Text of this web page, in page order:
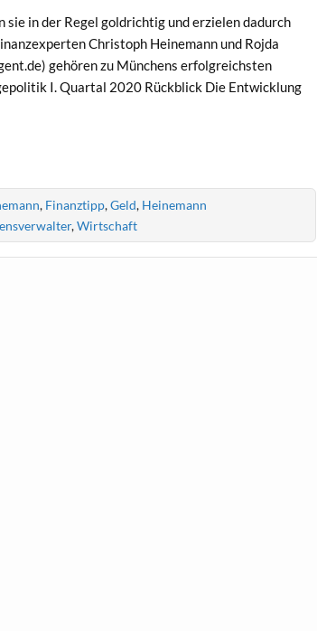
in der Regel goldrichtig und erzielen dadurch
Christoph Heinemann und Rojda
gehören zu Münchens erfolgreichsten
I. Quartal 2020 Rückblick Die Entwicklung
, Finanztipp,Geld, Heinemann
,Wirtschaft